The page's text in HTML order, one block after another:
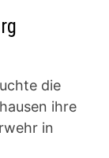
die
ihre
in